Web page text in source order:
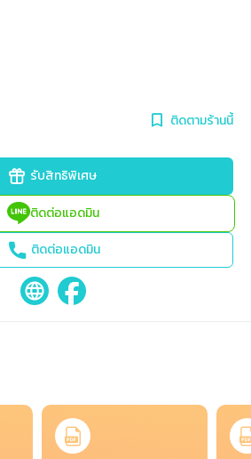
ติดตามร้านนี้
รับสิทธิพิเศษ
ติดต่อแอดมิน
ติดต่อแอดมิน